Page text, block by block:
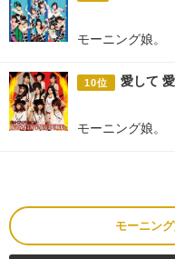
モーニング娘。
10位 愛して
モーニング娘。
モーニン